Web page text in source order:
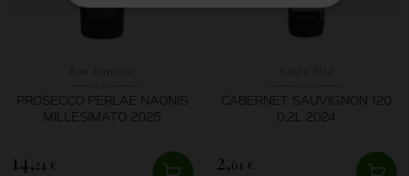
PROSECCO PERLAE NAONIS
MILLESIMATO 2025
14,24 €
CABERNET SAUVIGNON 120
0,2L 2024
2,61 €